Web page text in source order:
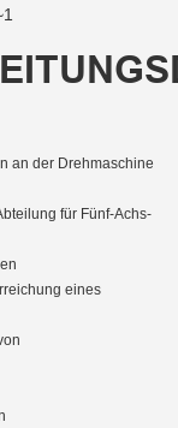
an der Drehmaschine
für Fünf-Achs-
eines